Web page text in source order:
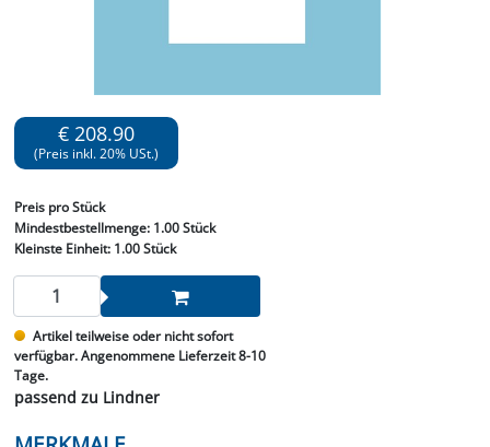
€ 208.90
(Preis inkl. 20% USt.)
Preis pro Stück
Mindestbestellmenge: 1.00 Stück
Kleinste Einheit:1.00 Stück
Artikel teilweise oder nicht sofort
verfügbar. Angenommene Lieferzeit 8-10
Tage.
passend zu Lindner